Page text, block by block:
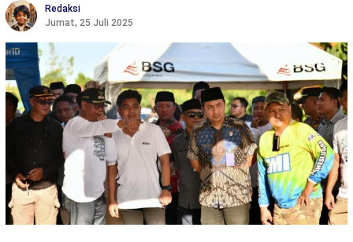
Redaksi
Jumat, 25 Juli 2025